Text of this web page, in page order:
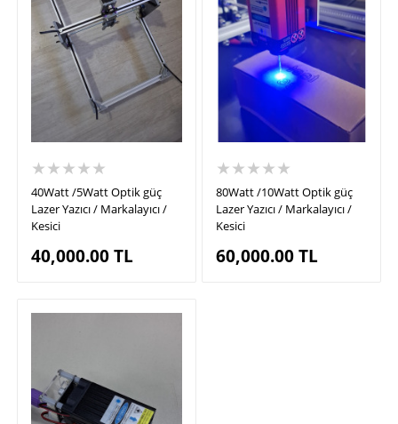
★★★★★
40Watt /5Watt Optik güç
Lazer Yazıcı / Markalayıcı /
Kesici
40,000.00TL
★★★★★
80Watt /10Watt Optik güç
Lazer Yazıcı / Markalayıcı /
Kesici
60,000.00TL